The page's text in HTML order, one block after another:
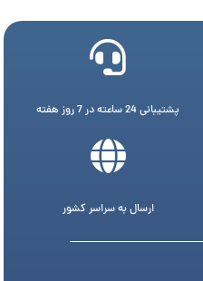
پشتیبانی 24 ساعته در 7 روز هفته
ارسال به سراسر کشور